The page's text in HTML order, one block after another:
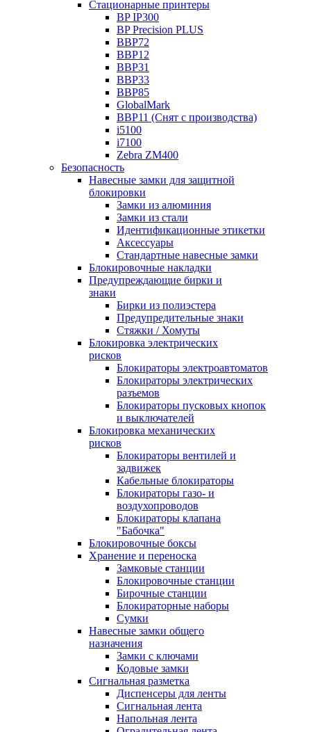
Стационарные принтеры
BP IP300
BP Precision PLUS
BBP72
BBP12
BBP31
BBP33
BBP85
GlobalMark
BBP11 (Снят с производства)
i5100
i7100
Zebra ZM400
Безопасность
Навесные замки для защитной
блокировки
Замки из алюминия
Замки из стали
Идентификационные этикетки
Аксессуары
Стандартные навесные замки
Блокировочные накладки
Предупреждающие бирки и
знаки
Бирки из полиэстера
Предупредительные знаки
Стяжки / Хомуты
Блокировка электрических
рисков
Блокираторы электроавтоматов
Блокираторы электрических
разъемов
Блокираторы пусковых кнопок
и выключателей
Блокировка механических
рисков
Блокираторы вентилей и
задвижек
Кабельные блокираторы
Блокираторы газо- и
воздухопроводов
Блокираторы клапана
"Бабочка"
Блокировочные боксы
Хранение и переноска
Замковые станции
Блокировочные станции
Бирочные станции
Блокираторные наборы
Сумки
Навесные замки общего
назначения
Замки с ключами
Кодовые замки
Сигнальная разметка
Диспенсеры для ленты
Сигнальная лента
Напольная лента